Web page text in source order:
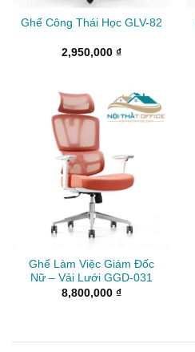
Ghế Công Thái Học GLV-82
2,950,000 ₫
Ghế Làm Việc Giám Đốc
Nữ – Vải Lưới GGD-031
8,800,000 ₫